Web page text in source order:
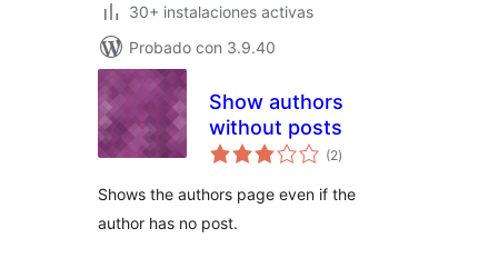
30+ instalaciones activas
Probado con 3.9.40
Show authors
without posts
(2total
de
)
Shows the authors page even if the
author has no post.